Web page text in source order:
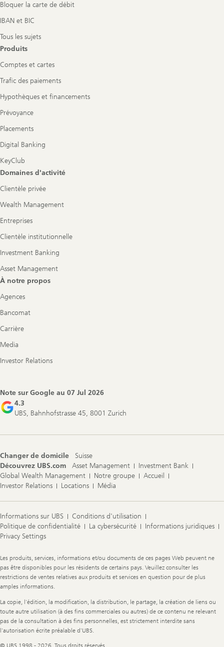
Bloquer la carte de débit
IBAN et BIC
Tous les sujets
Produits
Comptes et cartes
Trafic des paiements
Hypothèques et financements
Prévoyance
Placements
Digital Banking
KeyClub
Domaines d'activité
Clientèle privée
Wealth Management
Entreprises
Clientèle institutionnelle
Investment Banking
Asset Management
À notre propos
Agences
Bancomat
Carrière
Media
Investor Relations
Note sur Google au 07 Jul 2026
4.3
UBS, Bahnhofstrasse 45, 8001 Zurich
Changer de domicile
Suisse
Découvrez UBS.com
Asset Management
Investment Bank
Global Wealth Management
Notre groupe
Accueil
Investor Relations
Locations Média
Informations sur UBS
Conditions d'utilisation
Politique de confidentialité
La cybersécurité
Informations juridiques
Privacy Settings
Legal
Information
Les produits, services, informations et/ou documents de ces pages Web peuvent ne
pas être disponibles pour les résidents de certains pays. Veuillez consulter les
restrictions de ventes relatives aux produits et services en question pour de plus
amples informations.
La copie, l'édition, la modification, la distribution, le partage, la création de liens ou
toute autre utilisation (à des fins commerciales ou autres) de ce contenu ne relevant
pas de la consultation à des fins personnelles, est strictement interdite sans
l'autorisation écrite préalable d'UBS.
© UBS 1998 - 2026. Tous droits réservés.